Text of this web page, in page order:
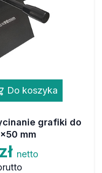
Do koszyka
grafiki do
mm
netto